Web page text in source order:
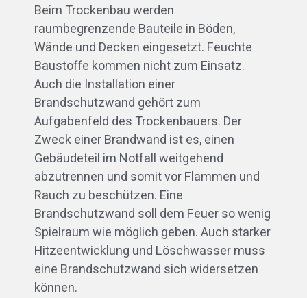
Beim Trockenbau werden
raumbegrenzende Bauteile in Böden,
Wände und Decken eingesetzt. Feuchte
Baustoffe kommen nicht zum Einsatz.
Auch die Installation einer
Brandschutzwand gehört zum
Aufgabenfeld des Trockenbauers. Der
Zweck einer Brandwand ist es, einen
Gebäudeteil im Notfall weitgehend
abzutrennen und somit vor Flammen und
Rauch zu beschützen. Eine
Brandschutzwand soll dem Feuer so wenig
Spielraum wie möglich geben. Auch starker
Hitzeentwicklung und Löschwasser muss
eine Brandschutzwand sich widersetzen
können.